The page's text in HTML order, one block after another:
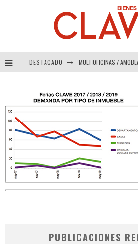
DESTACADO
PUBLICACIONES